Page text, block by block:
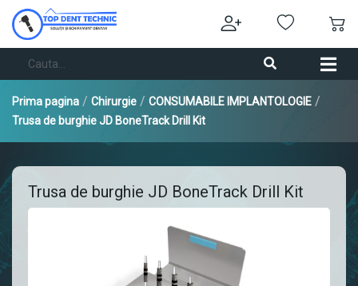
Prima pagina / Chirurgie / CONSUMABILE IMPLANTOLOGIE /
Trusa de burghie JD BoneTrack Drill Kit
Trusa de burghie JD BoneTrack Drill Kit